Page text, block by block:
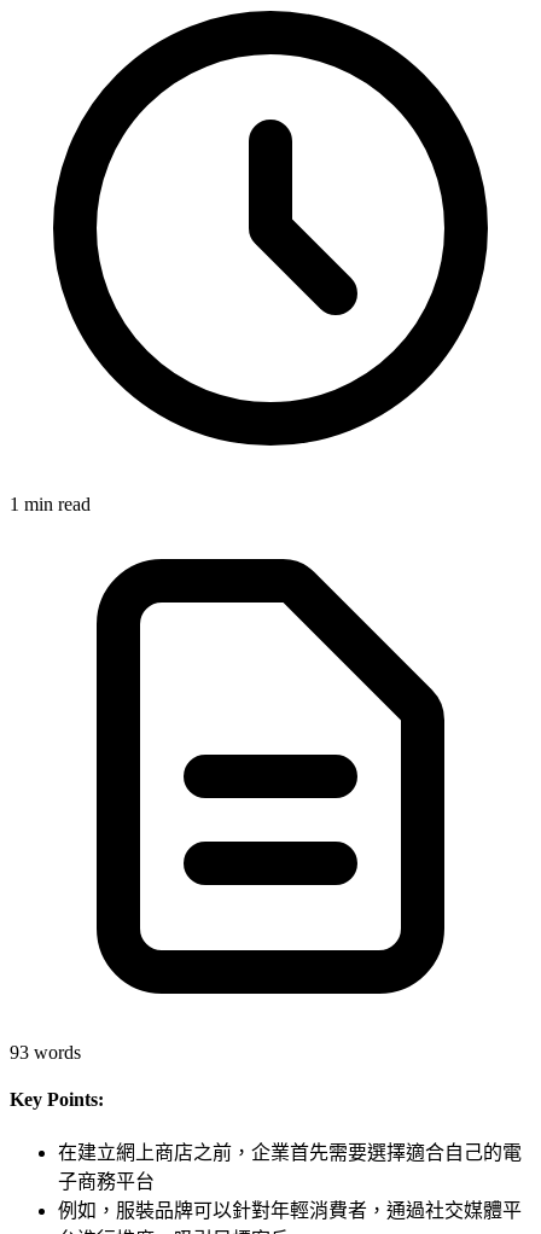
1 min read
93 words
Key Points:
在建立網上商店之前，企業首先需要選擇適合自己的電
子商務平台
例如，服裝品牌可以針對年輕消費者，通過社交媒體平